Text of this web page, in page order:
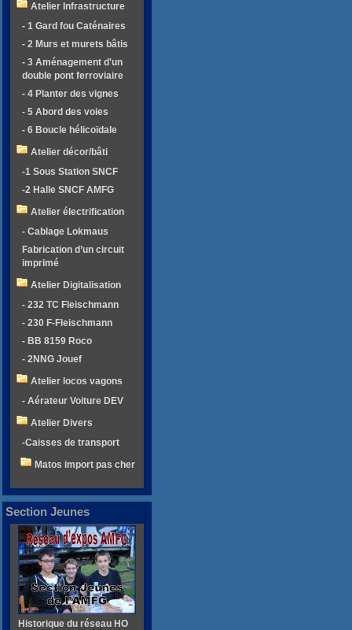
Atelier Infrastructure
- 1 Gard fou Caténaires
- 2 Murs et murets bâtis
- 3 Aménagement d'un
double pont ferroviaire
- 4 Planter des vignes
- 5 Abord des voies
- 6 Boucle hélicoïdale
Atelier décor/bâti
-1 Sous Station SNCF
-2 Halle SNCF AMFG
Atelier électrification
- Cablage Lokmaus
Fabrication d’un circuit
imprimé
Atelier Digitalisation
- 232 TC Fleischmann
- 230 F-Fleischmann
- BB 8159 Roco
- 2NNG Jouef
Atelier locos vagons
- Aérateur Voiture DEV
Atelier Divers
-Caisses de transport
Matos import pas cher
Section Jeunes
Historique du réseau HO